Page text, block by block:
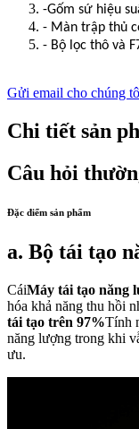
-Gốm sứ hiệu
- Màn trập thủ
- Bộ lọc thô và
Gửi email cho chúng
Chi tiết sản
Câu hỏi
Đặc điểm sản phẩm
a. Bộ tái tạo
CáiMáy tái tạo năng
hóa khả năng thu hồi
tái tạo trên 97%Tính
năng lượng trong khi
ưu.